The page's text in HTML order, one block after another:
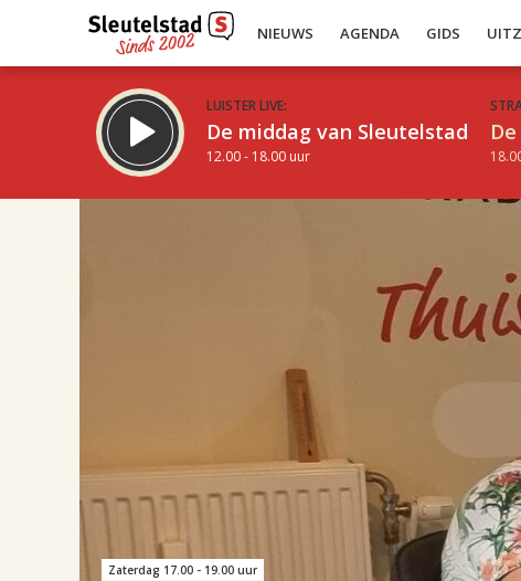
NIEUWS AGENDA GIDS
LUISTER LIVE:
De middag van Sleutelstad
12.00 - 18.00 uur
Zaterdag 17.00 - 19.00 uur